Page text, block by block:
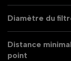
Diamètre du
Distance
point